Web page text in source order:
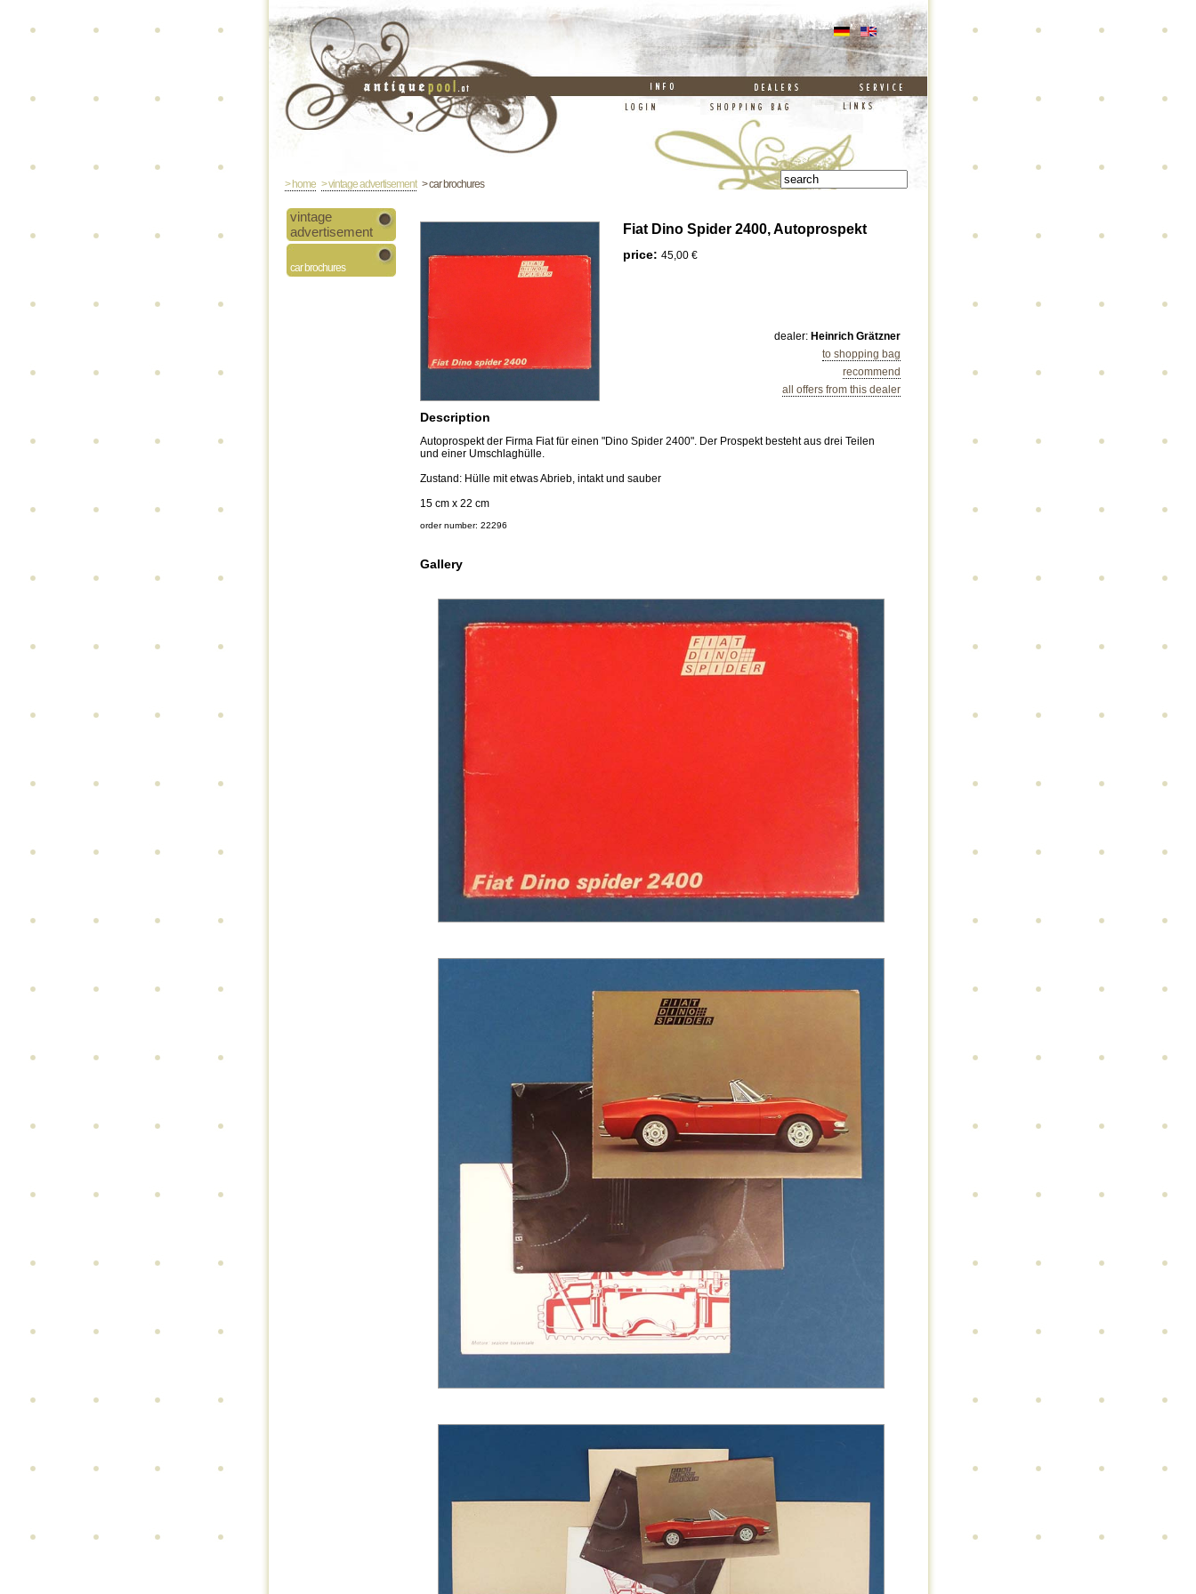
> home > vintage advertisement> car brochures
vintage
advertisement
car brochures
Fiat Dino Spider 2400, Autoprospekt
price: 45,00 €
recommend
to shopping bag
dealer: Heinrich Grätzner
all offers from this dealer
Description
Autoprospekt der Firma Fiat für einen "Dino Spider 2400". Der Prospekt besteht aus drei Teilen
und einer Umschlaghülle.
Zustand: Hülle mit etwas Abrieb, intakt und sauber
15 cm x 22 cm
order number: 22296
Gallery